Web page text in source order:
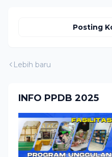
Posting
Lebih baru
INFO PPDB 2025